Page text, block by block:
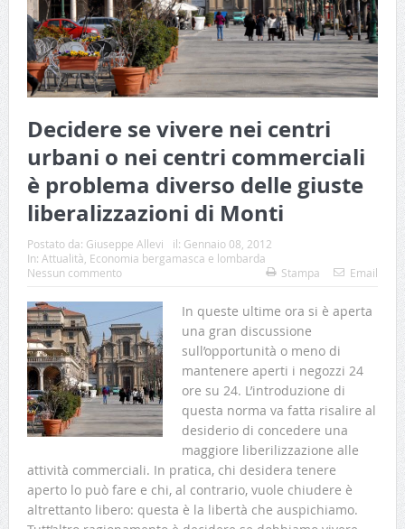
Decidere se vivere nei centri
urbani o nei centri commerciali
è problema diverso delle giuste
liberalizzazioni di Monti
Postato da: Giuseppe Allevi il: Gennaio 08, 2012
In: Attualità Economia bergamasca e lombarda
Nessun commento
Stampa Email
In queste ultime ora si è aperta
una gran discussione
sull’opportunità o meno di
mantenere aperti i negozzi 24
ore su 24. L’introduzione di
questa norma va fatta risalire al
desiderio di concedere una
maggiore liberilizzazione alle
attività commerciali. In pratica, chi desidera tenere
aperto lo può fare e chi, al contrario, vuole chiudere è
altrettanto libero: questa è la libertà che auspichiamo.